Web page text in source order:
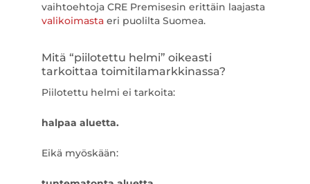
vaihtoehtoja CRE Premisesin erittäin laajasta
valikoimastaeri puolilta Suomea.
Mitä “piilotettu helmi” oikeasti
tarkoittaa toimitilamarkkinassa?
Piilotettu helmi ei tarkoita:
halpaa aluetta.
Eikä myöskään: